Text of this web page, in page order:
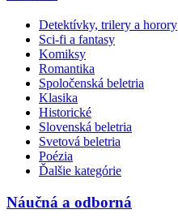
Detektívky, trilery a horory
Sci-fi a fantasy
Komiksy
Romantika
Spoločenská beletria
Klasika
Historické
Slovenská beletria
Svetová beletria
Poézia
Ďalšie kategórie
Náučná a odborná